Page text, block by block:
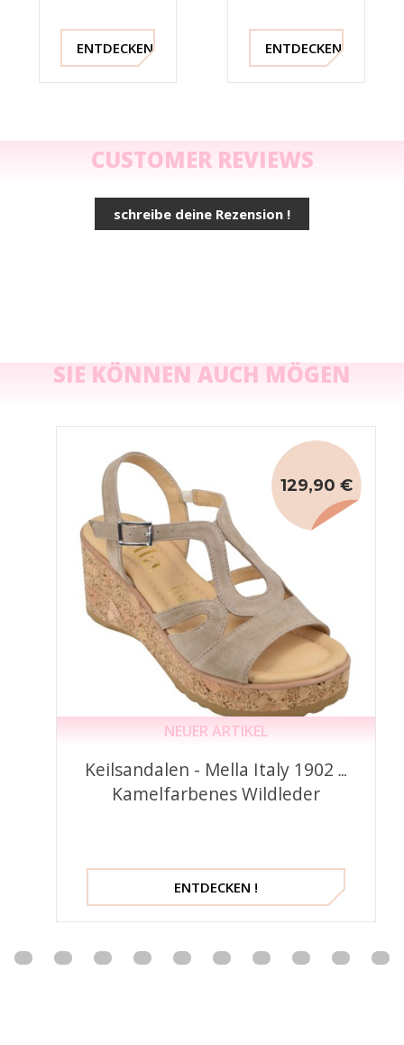
ENTDECKEN ! ENTDECKEN !
CUSTOMER REVIEWS
schreibe deine Rezension !
SIE KÖNNEN AUCH MÖGEN
NEUER ARTIKEL
Keilsandalen - Mella Italy 1902 –
Kamelfarbenes Wildleder
129,90 €
ENTDECKEN !